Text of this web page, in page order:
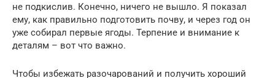
не подкислив. Конечно, ничего не вышло. Я показал
ему, как правильно подготовить почву, и через год он
уже собирал первые ягоды. Терпение и внимание к
деталям – вот что важно.
Чтобы избежать разочарований и получить хороший